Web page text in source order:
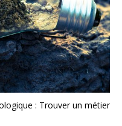
: Trouver un métier